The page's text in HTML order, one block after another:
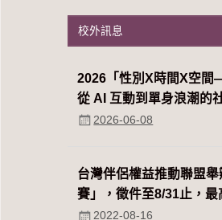
校外訊息
2026「性別Χ時間Χ空間
從 AI 互動到單身浪潮的
2026-06-08
台灣伴侶權益推動聯盟
賽」，徵件至8/31止，最
2022-08-16